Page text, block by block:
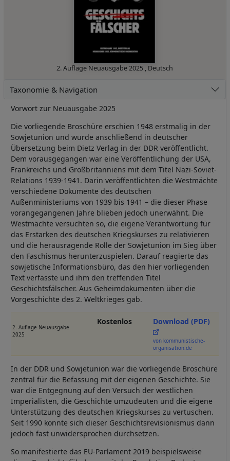
2. Auflage Neuausgabe2025 , Deutsch
Taxonomie & Navigation
Vorwort zur Neuausgabe 2025
Die vorliegende Broschüre erschien 1948 erstmalig in der
Sowjetunion und wurde anschließend in deutscher
Übersetzung beim Dietz Verlag in der DDR veröffentlicht.
Dem vorausgegangen war eine Veröffentlichung der USA,
Frankreichs und Großbritanniens mit dem Titel Nazi-Soviet-
Relations 1939-1941. Darin veröffentlichten die Westmächte
verschiedene Dokumente des deutschen
Außenministeriums von 1939 bis 1941 – die dieser Phase
vorangegangenen Jahre blieben jedoch unerwähnt. Die
Westmächte versuchten so, die eigene Verantwortung für
das Erstarken des deutschen Kriegskurses zu relativieren
und die herausragende Rolle der Sowjetunion im Sieg über
den Faschismus herunterzuspielen. Darauf reagierte das
sowjetische Informationsbüro, das den hier vorliegenden
Text verfasste und ihm den treffenden Titel
Geschichtsfälscher. Aus Geheimdokumenten über die
Vorgeschichte des 2. Weltkrieges gab.
2. Auflage Neuausgabe
2025
Kostenlos Download (PDF)
von kommunistische-
organisation.de
In der DDR und Sowjetunion war die vorliegende Broschüre
zentral für die Befassung mit der eigenen Geschichte. Sie
war die Entgegnung auf den Versuch der westlichen
Imperialisten, die Geschichte umzudeuten und die eigene
Unterstützung des deutschen Kriegskurses zu vertuschen.
Seit 1990 konnte sich dieser Geschichtsrevisionismus dann
jedoch fast unwidersprochen durchsetzen.
So manifestierte das EU-Parlament 2019 beispielsweise